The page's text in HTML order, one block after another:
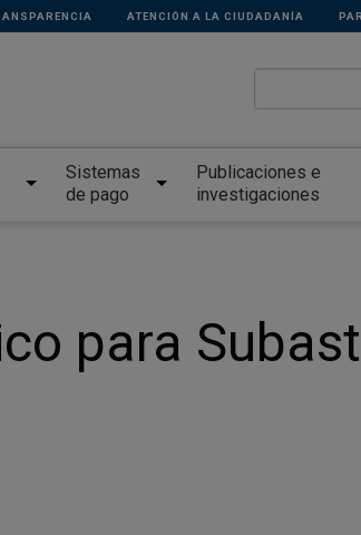
ATENCIÓN A LA CIUDADANÍA
Sistemas
de pago
Publicaciones e
investigaciones
para